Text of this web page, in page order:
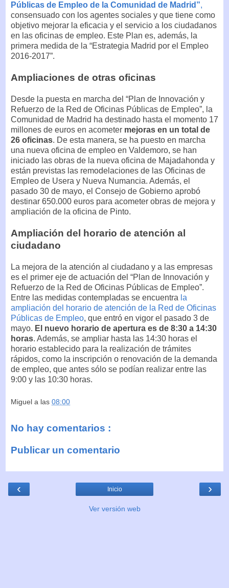
Públicas de Empleo de la Comunidad de Madrid”,
consensuado con los agentes sociales y que tiene como
objetivo mejorar la eficacia y el servicio a los ciudadanos
en las oficinas de empleo. Este Plan es, además, la
primera medida de la “Estrategia Madrid por el Empleo
2016-2017”.
Ampliaciones de otras oficinas
Desde la puesta en marcha del “Plan de Innovación y
Refuerzo de la Red de Oficinas Públicas de Empleo”, la
Comunidad de Madrid ha destinado hasta el momento 17
millones de euros en acometer mejoras en un total de
26 oficinas. De esta manera, se ha puesto en marcha
una nueva oficina de empleo en Valdemoro, se han
iniciado las obras de la nueva oficina de Majadahonda y
están previstas las remodelaciones de las Oficinas de
Empleo de Usera y Nueva Numancia. Además, el
pasado 30 de mayo, el Consejo de Gobierno aprobó
destinar 650.000 euros para acometer obras de mejora y
ampliación de la oficina de Pinto.
Ampliación del horario de atención al
ciudadano
La mejora de la atención al ciudadano y a las empresas
es el primer eje de actuación del “Plan de Innovación y
Refuerzo de la Red de Oficinas Públicas de Empleo”.
Entre las medidas contempladas se encuentra la
ampliación del horario de atención de la Red de Oficinas
Públicas de Empleo, que entró en vigor el pasado 3 de
mayo. El nuevo horario de apertura es de 8:30 a 14:30
horas. Además, se ampliar hasta las 14:30 horas el
horario establecido para la realización de trámites
rápidos, como la inscripción o renovación de la demanda
de empleo, que antes sólo se podían realizar entre las
9:00 y las 10:30 horas.
Miguel a las 08:00
No hay comentarios :
Publicar un comentario
‹ ›
Inicio
Ver versión web